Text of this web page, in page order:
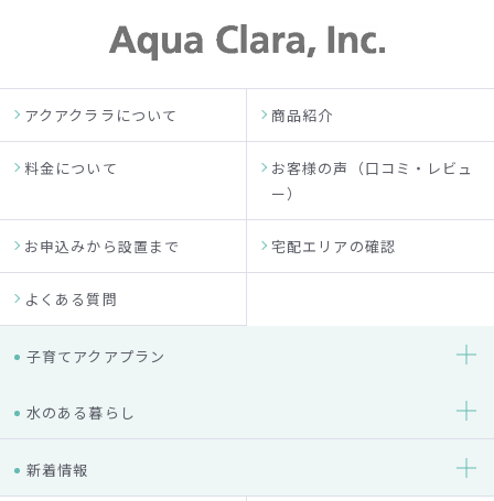
アクアクララについて 商品紹介
料金について
お客様の声（口コミ・レビュ
ー）
お申込みから設置まで 宅配エリアの確認
よくある質問
子育てアクアプラン
水のある暮らし
新着情報